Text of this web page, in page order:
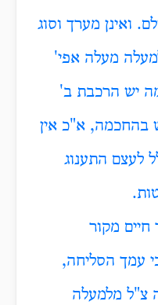
ואינן מערך וסוג
מעלה אפי'
יש הרכבת ב'
בהחכמה, א"כ אין
לעצם התענוג
חיים מקור
עמך הסליחה,
צ"ל מלמעלה